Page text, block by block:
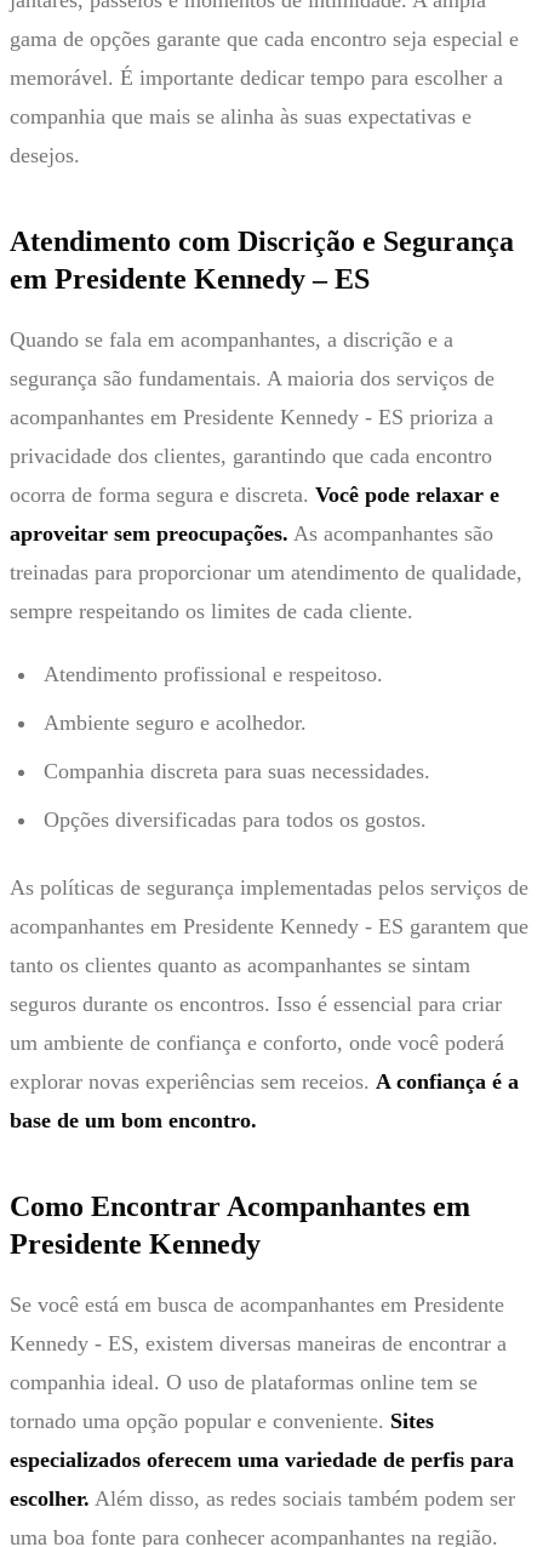
gama de opções garante que cada encontro seja especial e
memorável. É importante dedicar tempo para escolher a
companhia que mais se alinha às suas expectativas e
desejos.
Atendimento com Discrição e Segurança
em Presidente Kennedy – ES
Quando se fala em acompanhantes, a discrição e a
segurança são fundamentais. A maioria dos serviços de
acompanhantes em Presidente Kennedy - ES prioriza a
privacidade dos clientes, garantindo que cada encontro
ocorra de forma segura e discreta. Você pode relaxar e
aproveitar sem preocupações. As acompanhantes são
treinadas para proporcionar um atendimento de qualidade,
sempre respeitando os limites de cada cliente.
Atendimento profissional e respeitoso.
Ambiente seguro e acolhedor.
Companhia discreta para suas necessidades.
Opções diversificadas para todos os gostos.
As políticas de segurança implementadas pelos serviços de
acompanhantes em Presidente Kennedy - ES garantem que
tanto os clientes quanto as acompanhantes se sintam
seguros durante os encontros. Isso é essencial para criar
um ambiente de confiança e conforto, onde você poderá
explorar novas experiências sem receios. A confiança é a
base de um bom encontro.
Como Encontrar Acompanhantes em
Presidente Kennedy
Se você está em busca de acompanhantes em Presidente
Kennedy - ES, existem diversas maneiras de encontrar a
companhia ideal. O uso de plataformas online tem se
tornado uma opção popular e conveniente. Sites
especializados oferecem uma variedade de perfis para
escolher. Além disso, as redes sociais também podem ser
uma boa fonte para conhecer acompanhantes na região.